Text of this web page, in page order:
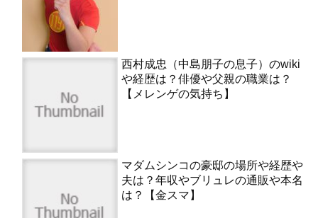
西村成忠（中島朋子の息子）のwiki
や経歴は？俳優や父親の職業は？
【メレンゲの気持ち】
マダムシンコの豪邸の場所や経歴や
夫は？年収やブリュレの通販や本名
は？【金スマ】